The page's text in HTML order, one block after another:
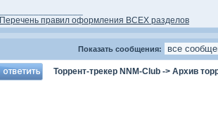
Перечень правил оформления ВСЕХ разделов
Показать сообщения:
Торрент-трекер NNM-Club -> Архив